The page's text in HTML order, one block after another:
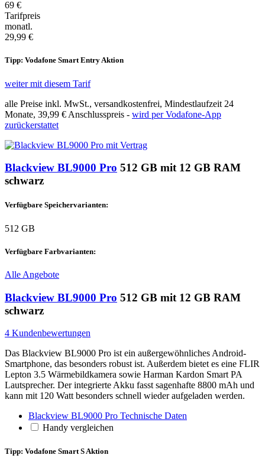
69 €
Tarifpreis
monatl.
29,99 €
Tipp: Vodafone Smart Entry Aktion
weiter mit diesem Tarif
alle Preise inkl. MwSt., versandkostenfrei, Mindestlaufzeit 24
Monate, 39,99 € Anschlusspreis - wird per Vodafone-App
zurückerstattet
Blackview BL9000 Pro 512 GB mit 12 GB RAM
schwarz
Verfügbare Speichervarianten:
512 GB
Verfügbare Farbvarianten:
Alle Angebote
Blackview BL9000 Pro 512 GB mit 12 GB RAM
schwarz
4 Kundenbewertungen
Das Blackview BL9000 Pro ist ein außergewöhnliches Android-
Smartphone, das besonders robust ist. Außerdem bietet es eine FLIR
Lepton 3.5 Wärmebildkamera sowie Harman Kardon Smart PA
Lautsprecher. Der integrierte Akku fasst sagenhafte 8800 mAh und
kann mit 120 Watt besonders schnell wieder aufgeladen werden.
Blackview BL9000 Pro Technische Daten
Handy vergleichen
Tipp: Vodafone Smart S Aktion